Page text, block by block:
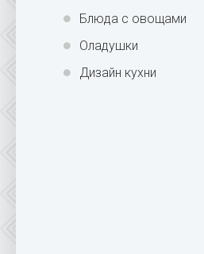
Блюда с овощами
Оладушки
Дизайн кухни